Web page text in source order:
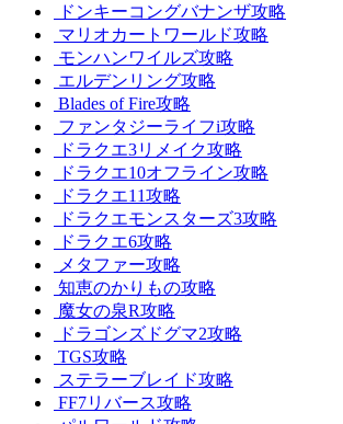
ドンキーコングバナンザ攻略
マリオカートワールド攻略
モンハンワイルズ攻略
エルデンリング攻略
Blades of Fire攻略
ファンタジーライフi攻略
ドラクエ3リメイク攻略
ドラクエ10オフライン攻略
ドラクエ11攻略
ドラクエモンスターズ3攻略
ドラクエ6攻略
メタファー攻略
知恵のかりもの攻略
魔女の泉R攻略
ドラゴンズドグマ2攻略
TGS攻略
ステラーブレイド攻略
FF7リバース攻略